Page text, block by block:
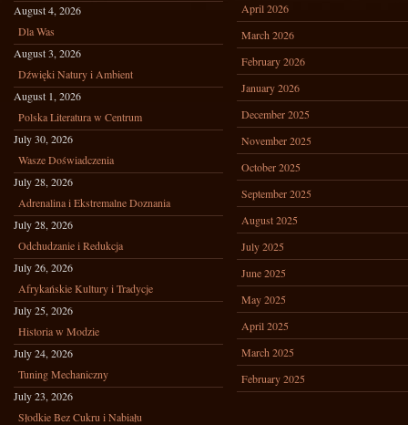
August 4, 2026
Dla Was
August 3, 2026
Dźwięki Natury i Ambient
August 1, 2026
Polska Literatura w Centrum
July 30, 2026
Wasze Doświadczenia
July 28, 2026
Adrenalina i Ekstremalne Doznania
July 28, 2026
Odchudzanie i Redukcja
July 26, 2026
Afrykańskie Kultury i Tradycje
July 25, 2026
Historia w Modzie
July 24, 2026
Tuning Mechaniczny
July 23, 2026
Słodkie Bez Cukru i Nabiału
April 2026
March 2026
February 2026
January 2026
December 2025
November 2025
October 2025
September 2025
August 2025
July 2025
June 2025
May 2025
April 2025
March 2025
February 2025